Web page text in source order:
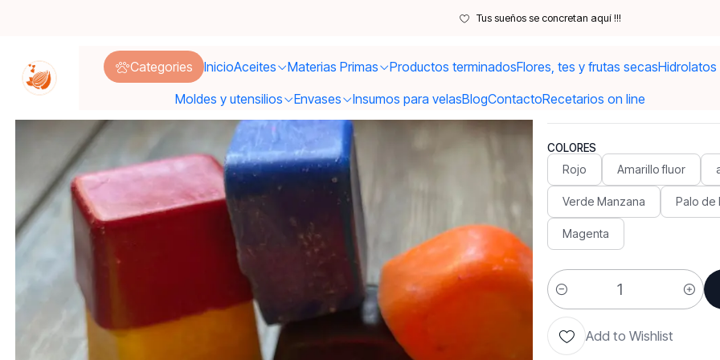
Categories InicioAceites Materias Primas Productos terminadosFlores, tes y frutas secasHidrolatos
Moldes y utensilios
Envases Insumos para velasBlogContactoRecetarios on line
Tus sueños se concretan aquí !!!
Insumos para velas y gemoterapia piedras, cristales Colores para velas 1
|
Colores
COLORES
Rojo Amarillo fluor
Verde Manzana Palo de
Magenta
Quantity
Add to Wishlist